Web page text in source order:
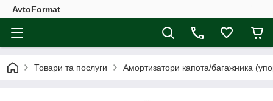
AvtoFormat
Товари та послуги Амортизатори капота/багажника